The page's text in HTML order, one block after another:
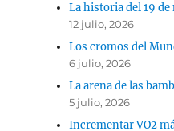
La historia del 19 de
12 julio, 2026
Los cromos del
6 julio, 2026
La arena de las
5 julio, 2026
Incrementar VO2